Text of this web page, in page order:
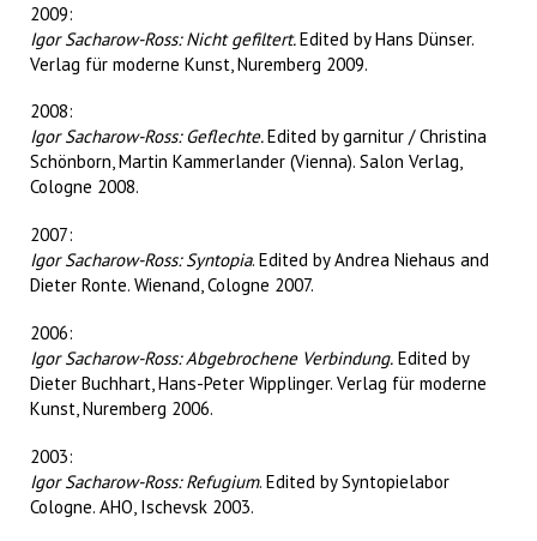
2009:
Igor Sacharow-Ross: Nicht gefiltert.Edited by Hans Dünser.
Verlag für moderne Kunst, Nuremberg 2009.
2008:
Igor Sacharow-Ross: Geflechte.Edited by garnitur / Christina
Schönborn, Martin Kammerlander (Vienna). Salon Verlag,
Cologne 2008.
2007:
Igor Sacharow-Ross: Syntopia. Edited by Andrea Niehaus and
Dieter Ronte. Wienand, Cologne 2007.
2006:
Igor Sacharow-Ross: Abgebrochene Verbindung. Edited by
Dieter Buchhart, Hans-Peter Wipplinger. Verlag für moderne
Kunst, Nuremberg 2006.
2003:
Igor Sacharow-Ross: Refugium. Edited by Syntopielabor
Cologne. AHO, Ischevsk 2003.